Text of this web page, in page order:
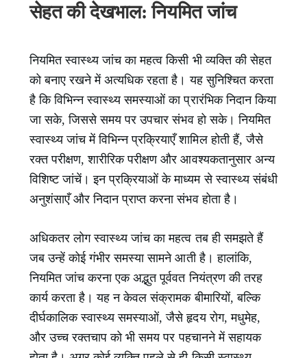
सेहत की देखभाल: नियमित जांच
नियमित स्वास्थ्य जांच का महत्व किसी भी व्यक्ति की सेहत
को बनाए रखने में अत्यधिक रहता है। यह सुनिश्चित करता
है कि विभिन्न स्वास्थ्य समस्याओं का प्रारंभिक निदान किया
जा सके, जिससे समय पर उपचार संभव हो सके। नियमित
स्वास्थ्य जांच में विभिन्न प्रक्रियाएँ शामिल होती हैं, जैसे
रक्त परीक्षण, शारीरिक परीक्षण और आवश्यकतानुसार अन्य
विशिष्ट जांचें। इन प्रक्रियाओं के माध्यम से स्वास्थ्य संबंधी
अनुशंसाएँ और निदान प्राप्त करना संभव होता है।
अधिकतर लोग स्वास्थ्य जांच का महत्व तब ही समझते हैं
जब उन्हें कोई गंभीर समस्या सामने आती है। हालांकि,
नियमित जांच करना एक अद्भुत पूर्ववत नियंत्रण की तरह
कार्य करता है। यह न केवल संक्रामक बीमारियों, बल्कि
दीर्घकालिक स्वास्थ्य समस्याओं, जैसे हृदय रोग, मधुमेह,
और उच्च रक्तचाप को भी समय पर पहचानने में सहायक